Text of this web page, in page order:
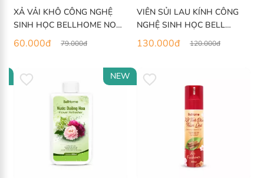
XẢ VẢI KHÔ CÔNG NGHỆ
SINH HỌC BELLHOME NOW
HƯƠNG BAN MAI 100ML
60.000đ 79.000đ
VIÊN SỦI LAU KÍNH CÔNG
NGHỆ SINH HỌC BELL
HOME 17 VIÊN
130.000đ 120.000đ
NEW